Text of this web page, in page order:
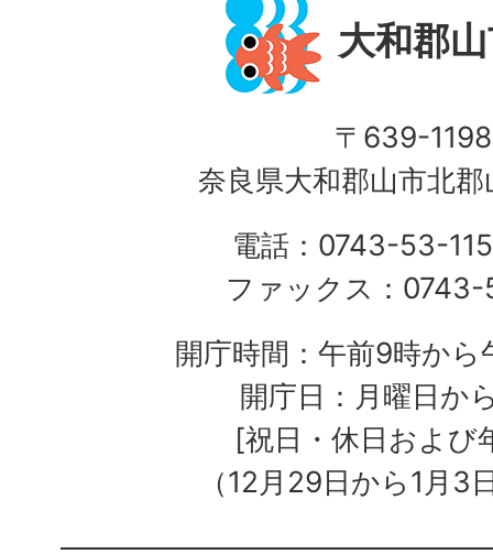
大和郡
〒639-1198
奈良県大和郡山市北
電話：0743-53-
ファックス：
開庁時間：午前9時か
開庁日：月曜日か
[祝日・休日および
（12月29日から1月3